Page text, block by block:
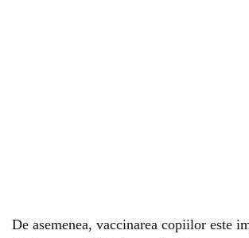
De asemenea, vaccinarea copiilor este